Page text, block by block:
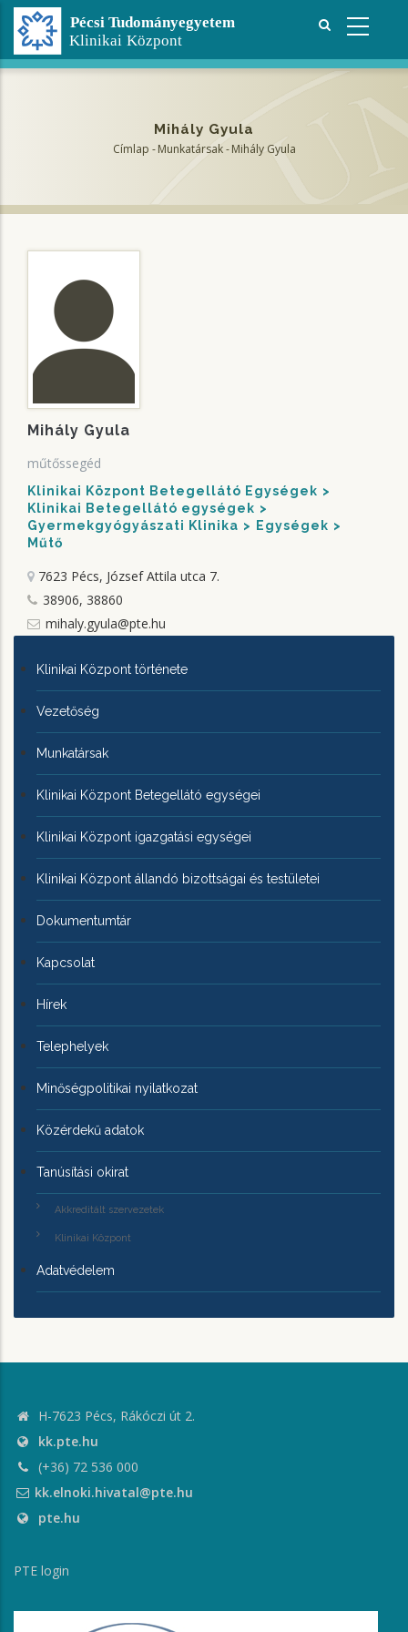
Ugrás
tartalomra
Mihály Gyula
Címlap - Munkatársak - Mihály Gyula
Mihály Gyula
műtőssegéd
Klinikai Központ Betegellátó Egységek
Klinikai Betegellátó egységek
Gyermekgyógyászati Klinika
Egységek
Műtő
7623 Pécs, József Attila utca 7.
38906, 38860
mihaly.gyula@pte.hu
KLINIKAI
KÖZPONTRÓL
Klinikai Központ története
Vezetőség
Munkatársak
Klinikai Központ Betegellátó egységei
Klinikai Központ igazgatási egységei
Klinikai Központ állandó bizottságai és testületei
Dokumentumtár
Kapcsolat
Hírek
Telephelyek
Minőségpolitikai nyilatkozat
Közérdekű adatok
Tanúsítási okirat
Akkreditált szervezetek
Klinikai Központ
Adatvédelem
H-7623 Pécs, Rákóczi út 2.
kk.pte.hu
(+36) 72 536 000
kk.elnoki.hivatal@pte.hu
pte.hu
PTE login